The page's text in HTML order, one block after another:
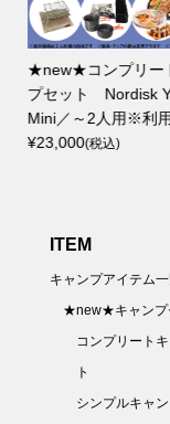
★new★コンプリー
プセット Nordisk
Mini／～2人用※利用
¥23,000(税込)
ITEM
キャンプアイテム
★new★キャンプ
コンプリート
ト
シンプルキャ